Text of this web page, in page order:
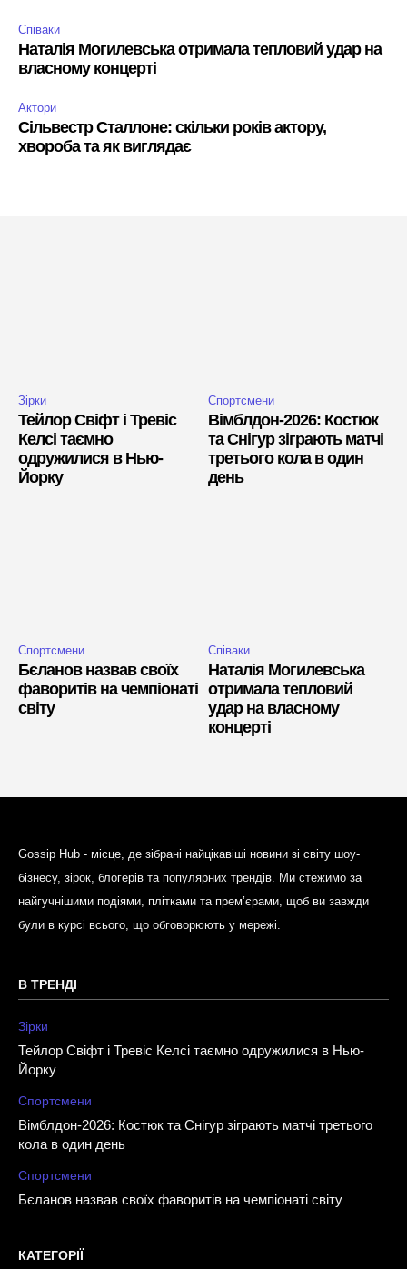
Співаки
Наталія Могилевська отримала тепловий удар на
власному концерті
Актори
Сільвестр Сталлоне: скільки років актору,
хвороба та як виглядає
Зірки
Тейлор Свіфт і Тревіс
Келсі таємно
одружилися в Нью-
Йорку
Спортсмени
Вімблдон-2026: Костюк
та Снігур зіграють матчі
третього кола в один
день
Спортсмени
Бєланов назвав своїх
фаворитів на чемпіонаті
світу
Співаки
Наталія Могилевська
отримала тепловий
удар на власному
концерті
Gossip Hub - місце, де зібрані найцікавіші новини зі світу шоу-
бізнесу, зірок, блогерів та популярних трендів. Ми стежимо за
найгучнішими подіями, плітками та прем’єрами, щоб ви завжди
були в курсі всього, що обговорюють у мережі.
В ТРЕНДІ
Зірки
Тейлор Свіфт і Тревіс Келсі таємно одружилися в Нью-
Йорку
Спортсмени
Вімблдон-2026: Костюк та Снігур зіграють матчі третього
кола в один день
Спортсмени
Бєланов назвав своїх фаворитів на чемпіонаті світу
КАТЕГОРІЇ